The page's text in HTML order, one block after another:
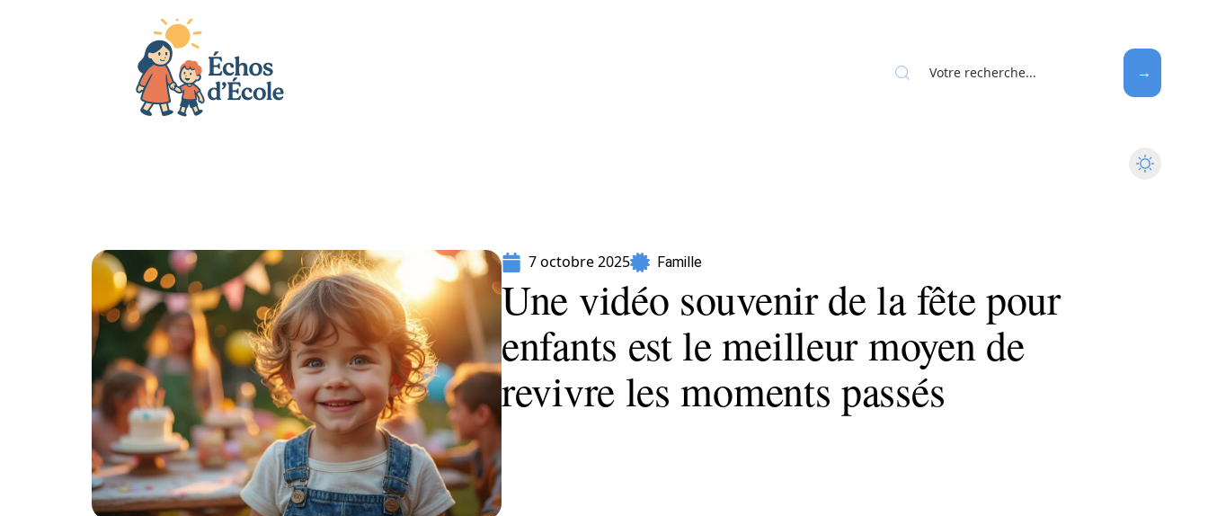
7 octobre 2025 Famille
Une vidéo souvenir de la fête pour
enfants est le meilleur moyen de
revivre les moments passés